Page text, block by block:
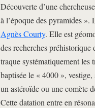
Découverte d’une
à l’époque des pyramides ».
Agnès Courty. Elle est
des recherches
traque systématiquement les
baptisée le « 4000 »,
un astéroïde ou une comète
Cette datation entre en